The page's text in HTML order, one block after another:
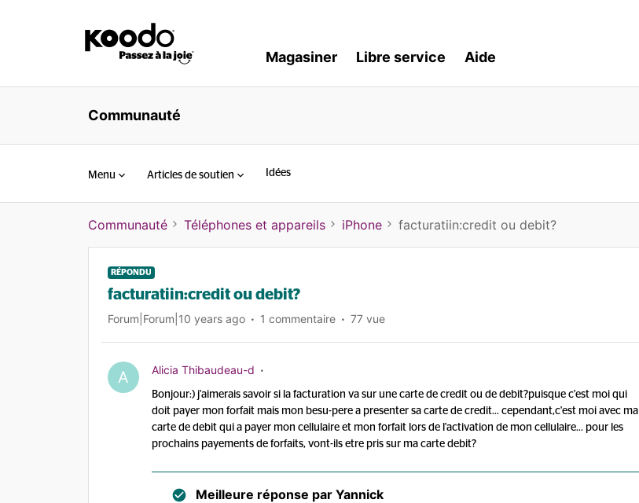
Magasiner Libre service Aide
Communauté
Menu Articles de soutien Idées
Communauté Téléphones et appareils iPhone facturatiin:credit ou debit?
RÉPONDU
facturatiin:credit ou debit?
Forum|Forum|10 years ago 1 commentaire 77 vue
A Alicia Thibaudeau-d
Bonjour:) j'aimerais savoir si la facturation va sur une carte de credit ou de debit?puisque c'est moi qui
doit payer mon forfait mais mon besu-pere a presenter sa carte de credit... cependant,c'est moi avec ma
carte de debit qui a payer mon cellulaire et mon forfait lors de l'activation de mon cellulaire... pour les
prochains payements de forfaits, vont-ils etre pris sur ma carte debit?
Meilleure réponse par Yannick